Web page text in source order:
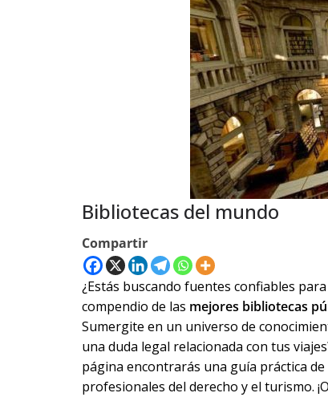
Bibliotecas del mundo
Compartir
¿Estás buscando fuentes confiables
compendio de las mejores bibliotecas
Sumergite en un universo de
una duda legal relacionada con tus
página encontrarás una guía práctica de
profesionales del derecho y el turismo.